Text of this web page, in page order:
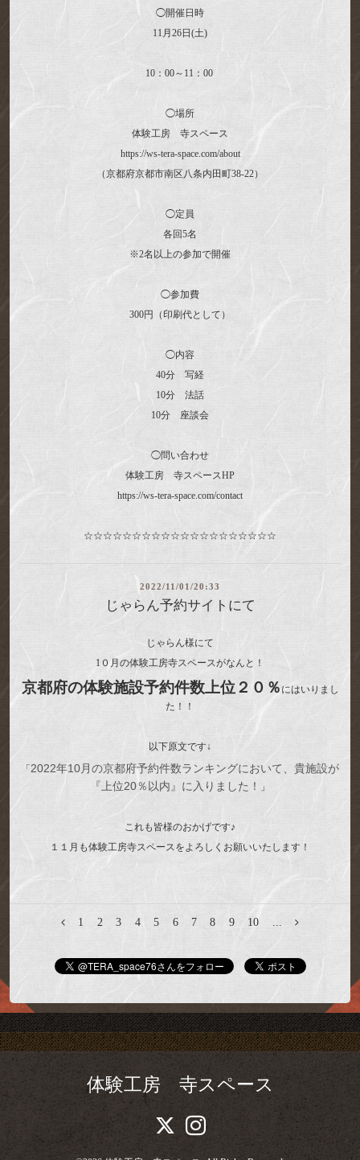
◯開催日時
11月26日(土)
10：00～11：00
◯場所
体験工房 寺スペース
https://ws-tera-space.com/about
（京都府京都市南区八条内田町38-22）
◯定員
各回5名
※2名以上の参加で開催
◯参加費
300円（印刷代として）
◯内容
40分 写経
10分 法話
10分 座談会
◯問い合わせ
体験工房 寺スペースHP
https://ws-tera-space.com/contact
☆☆☆☆☆☆☆☆☆☆☆☆☆☆☆☆☆☆☆☆
2022/11/01/20:33
じゃらん予約サイトにて
じゃらん様にて
1０月の体験工房寺スペースがなんと！
京都府の体験施設予約件数上位２０％ にはいりまし
た！！
以下原文です↓
「 2022年10月の京都府予約件数ランキングにおいて、貴施設が
『上位20％以内』に入りました！
」
これも皆様のおかげです♪
１１月も体験工房寺スペースをよろしくお願いいたします！
1 2 3 4 5 6 7 8 9 10
体験工房 寺スペース